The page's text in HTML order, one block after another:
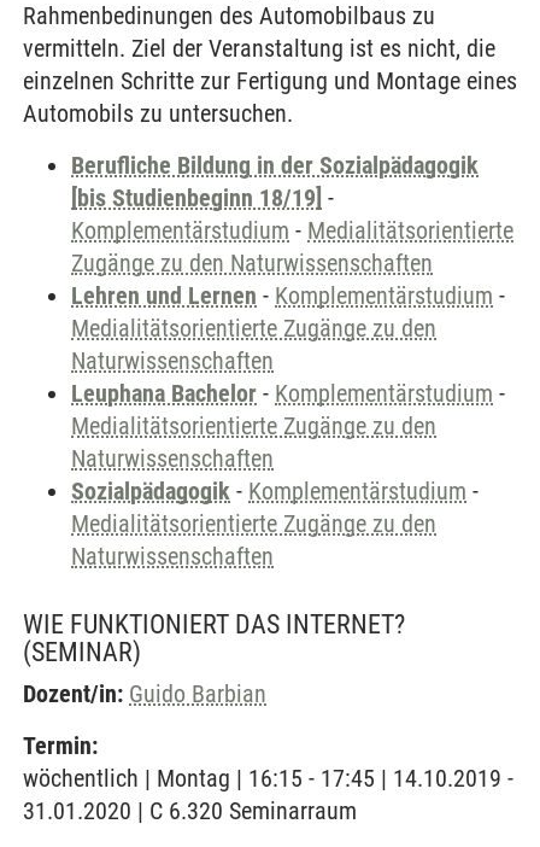
Rahmenbedinungen des Automobilbaus zu
vermitteln. Ziel der Veranstaltung ist es nicht, die
einzelnen Schritte zur Fertigung und Montage eines
Automobils zu untersuchen.
Berufliche Bildung in der Sozialpädagogik
[bis Studienbeginn 18/19] -
Komplementärstudium - Medialitätsorientierte
Zugänge zu den Naturwissenschaften
Lehren und Lernen - Komplementärstudium -
Medialitätsorientierte Zugänge zu den
Naturwissenschaften
Leuphana Bachelor - Komplementärstudium -
Medialitätsorientierte Zugänge zu den
Naturwissenschaften
Sozialpädagogik - Komplementärstudium -
Medialitätsorientierte Zugänge zu den
Naturwissenschaften
WIE FUNKTIONIERT DAS INTERNET?
(SEMINAR)
Dozent/in: Guido Barbian
Termin:
wöchentlich | Montag | 16:15 - 17:45 | 14.10.2019 -
31.01.2020 | C 6.320 Seminarraum